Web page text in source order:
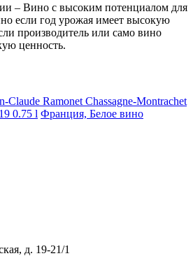
– Вино с высоким потенциалом для
если год урожая имеет высокую
производитель или само вино
ценность.
Claude Ramonet Chassagne-Montrachet
0.75 l Франция, Белое вино
д. 19-21/1